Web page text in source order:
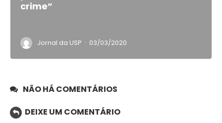
crime”
Jornal da USP · 03/03/2020
NÃO HÁ COMENTÁRIOS
DEIXE UM COMENTÁRIO